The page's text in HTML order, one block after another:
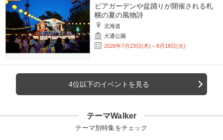
ビアガーデンや盆踊りが開催される札
幌の夏の風物詩
北海道
大通公園
2026年7月23日(木)～8月18日(火)
4位以下のイベントを見る
テーマWalker
テーマ別特集をチェック